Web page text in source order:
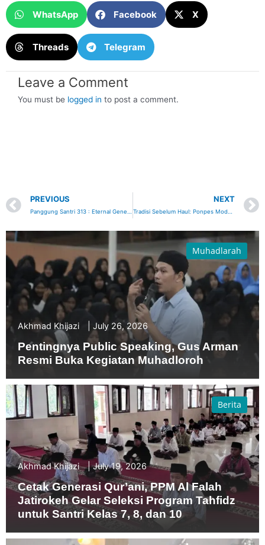
WhatsApp Facebook X
Threads Telegram
Leave a Comment
You must be logged in to post a comment.
Prev
PREVIOUS
Panggung Santri 313 : Eternal Generation Meriah Digelar di Ponpes Modern Al Falah Jatirokeh
NEXT
Tradisi Sebelum Haul: Ponpes Modern Al Falah Jatirokeh Gelar Santunan Anak Yatim, Angkatan Alumni Turut Berbagi
Akhmad Khijazi July 26, 2026
Pentingnya Public Speaking, Gus Arman
Resmi Buka Kegiatan Muhadloroh
Muhadlarah
Akhmad Khijazi July 19, 2026
Cetak Generasi Qur’ani, PPM Al Falah
Jatirokeh Gelar Seleksi Program Tahfidz
untuk Santri Kelas 7, 8, dan 10
Berita